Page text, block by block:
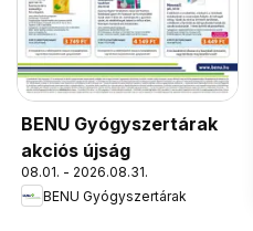
BENU Gyógyszertárak
akciós újság
08.01. - 2026.08.31.
BENU Gyógyszertárak